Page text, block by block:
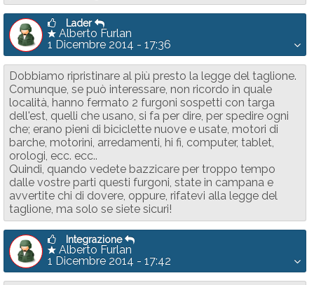
Lader
Alberto Furlan
1 Dicembre 2014 - 17:36
Dobbiamo ripristinare al più presto la legge del taglione.
Comunque, se può interessare, non ricordo in quale
località, hanno fermato 2 furgoni sospetti con targa
dell'est, quelli che usano, si fa per dire, per spedire ogni
che; erano pieni di biciclette nuove e usate, motori di
barche, motorini, arredamenti, hi fi, computer, tablet,
orologi, ecc. ecc..
Quindi, quando vedete bazzicare per troppo tempo
dalle vostre parti questi furgoni, state in campana e
avvertite chi di dovere, oppure, rifatevi alla legge del
taglione, ma solo se siete sicuri!
Integrazione
Alberto Furlan
1 Dicembre 2014 - 17:42